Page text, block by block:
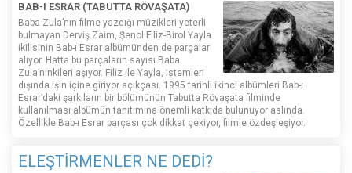
BAB-I ESRAR (TABUTTA RÖVAŞATA)
Baba Zula’nın filme yazdığı müzikleri yeterli
bulmayan Derviş Zaim, Şenol Filiz-Birol Yayla
ikilisinin Bab-ı Esrar albümünden de parçalar
alıyor. Hatta bu parçaların sayısı Baba
Zula’nınkileri aşıyor. Filiz ile Yayla, istemleri
dışında işin içine giriyor açıkçası. 1995 tarihli ikinci albümleri Bab-ı
Esrar’daki şarkıların bir bölümünün Tabutta Rövaşata filminde
kullanılması albümün tanıtımına önemli katkıda bulunuyor aslında.
Özellikle Bab-ı Esrar parçası çok dikkat çekiyor, filmle özdeşleşiyor.
ELEŞTİRMENLER NE DEDİ?